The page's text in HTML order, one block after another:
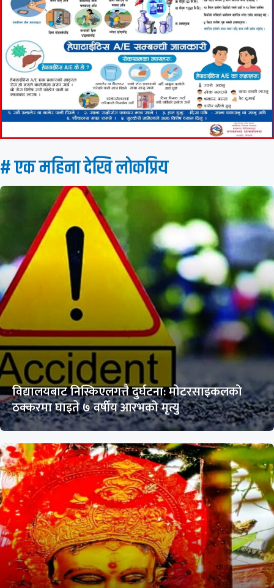
# एक महिना देखि लाेकप्रिय
विद्यालयबाट निस्किएलगत्तै दुर्घटना: मोटरसाइकलको
ठक्करमा घाइते ७ वर्षीय आरभको मृत्यु